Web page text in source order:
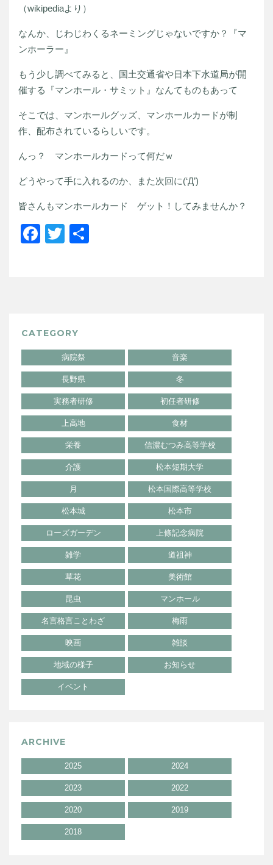
（wikipediaより）
なんか、じわじわくるネーミングじゃないですか？『マ
ンホーラー』
もう少し調べてみると、国土交通省や日本下水道局が開
催する『マンホール・サミット』なんてものもあって
そこでは、マンホールグッズ、マンホールカードが制
作、配布されているらしいです。
んっ？ マンホールカードって何だｗ
どうやって手に入れるのか、また次回に(‘Д’)
皆さんもマンホールカード ゲット！してみませんか？
Facebook
Twitter
CATEGORY
病院祭 音楽
長野県 冬
実務者研修 初任者研修
上高地 食材
栄養 信濃むつみ高等学校
介護 松本短期大学
月 松本国際高等学校
松本城 松本市
ローズガーデン 上條記念病院
雑学 道祖神
草花 美術館
昆虫 マンホール
名言格言ことわざ 梅雨
映画 雑談
地域の様子 お知らせ
イベント
ARCHIVE
2025 2024
2023 2022
2020 2019
2018